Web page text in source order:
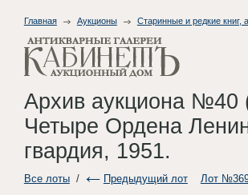
Главная Аукционы Старинные и редкие книг,
Архив аукциона №40
Четыре Ордена
гвардия, 1951.
Все лоты/ Предыдущий лот Лот